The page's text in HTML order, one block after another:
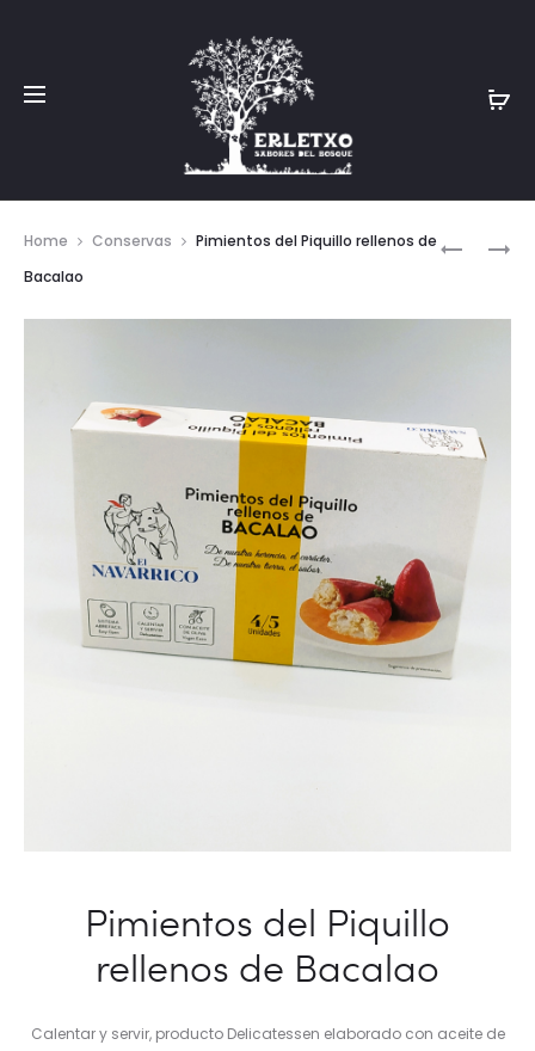
Home Conservas
Pimientos del Piquillo rellenos de
Bacalao
Pimientos del Piquillo
rellenos de Bacalao
Calentar y servir, producto Delicatessen elaborado con aceite de